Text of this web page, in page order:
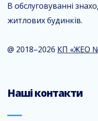
В обслуговуванні
житлових будинків.
@ 2018–2026 КП «ЖЕО
Наші контакти